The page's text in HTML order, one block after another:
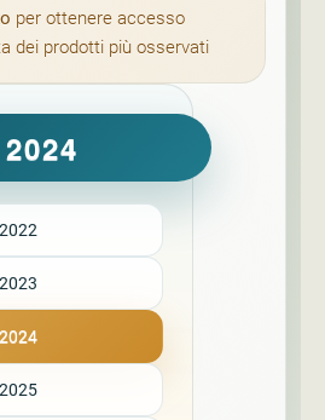
per ottenere accesso
dei prodotti più osservati
2024
2022
2023
2024
2025